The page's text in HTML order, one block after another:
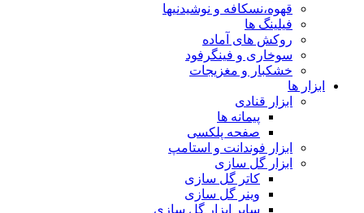
قهوه،نسکافه و نوشیدنیها
فیلینگ ها
روکش های آماده
سوخاری و فینگرفود
خشکبار و مغزیجات
ابزار ها
ابزار قنادی
پیمانه ها
صفحه پلکسی
ابزار فوندانت و استامپ
ابزار گل سازی
کاتر گل سازی
وینر گل سازی
سایر ابزار گل سازی